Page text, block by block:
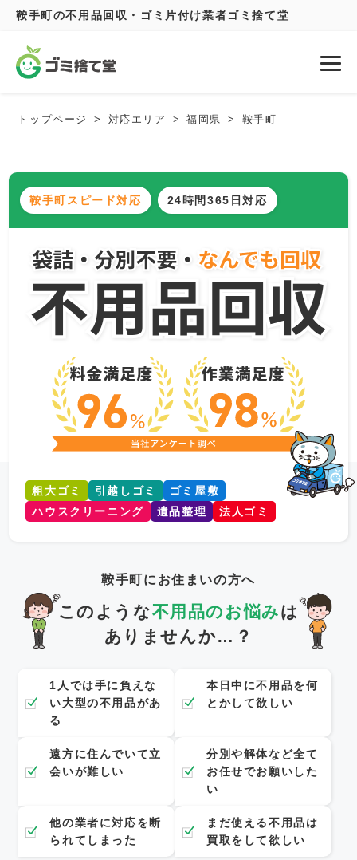
鞍手町の不用品回収・ゴミ片付け業者ゴミ捨て堂
トップページ 対応エリア 福岡県 鞍手町
鞍手町スピード対応 24時間365日対応
粗大ゴミ 引越しゴミ
ゴミ屋敷
ハウスクリーニング
遺品整理 法人ゴミ
鞍手町にお住まいの方へ
このような不用品のお悩みは
ありませんか…？
1人では手に負えな
い大型の不用品があ
る
本日中に不用品を何
とかして欲しい
遠方に住んでいて立
会いが難しい
分別や解体など全て
お任せでお願いした
い
他の業者に対応を断
られてしまった
まだ使える不用品は
買取をして欲しい